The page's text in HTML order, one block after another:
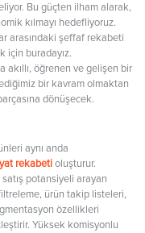
Bu güçten ilham alarak,
kılmayı hedefliyoruz.
arasındaki şeffaf rekabeti
için buradayız.
akıllı, öğrenen ve gelişen bir
bir kavram olmaktan
dönüşecek.
aynı anda
rekabetioluşturur.
potansiyeli arayan
ürün takip listeleri,
özellikleri
Yüksek komisyonlu